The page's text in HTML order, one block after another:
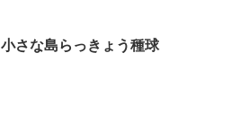
小さな島らっきょう種球